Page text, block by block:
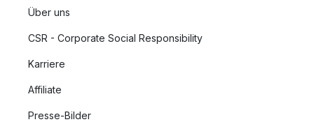
Über uns
CSR - Corporate Social Responsibility
Karriere
Affiliate
Presse-Bilder